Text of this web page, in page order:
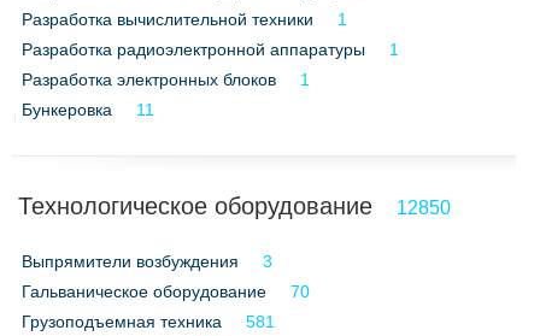
Разработка вычислительной техники
1
Разработка радиоэлектронной аппаратуры
1
Разработка электронных блоков
1
Бункеровка
11
Технологическое оборудование 12850
Выпрямители возбуждения
3
Гальваническое оборудование
70
Грузоподъемная техника
581